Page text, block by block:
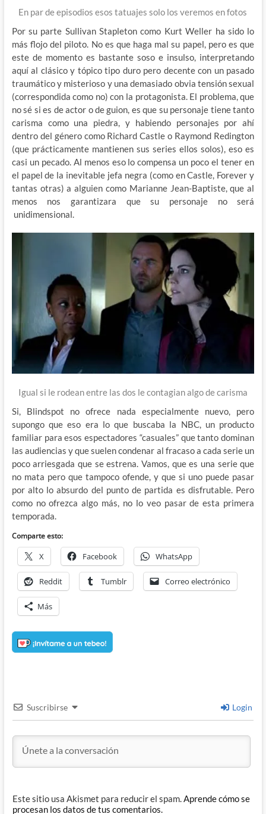
En par de episodios esos tatuajes solo los veremos en fotos
Por su parte Sullivan Stapleton como Kurt Weller ha sido lo
más flojo del piloto. No es que haga mal su papel, pero es que
este de momento es bastante soso e insulso, interpretando
aquí al clásico y tópico tipo duro pero decente con un pasado
traumático y misterioso y una demasiado obvia tensión sexual
(correspondida como no) con la protagonista. El problema, que
no sé si es de actor o de guion, es que su personaje tiene tanto
carisma como una piedra, y habiendo personajes por ahí
dentro del género como Richard Castle o Raymond Redington
(que prácticamente mantienen sus series ellos solos), eso es
casi un pecado. Al menos eso lo compensa un poco el tener en
el papel de la inevitable jefa negra (como en Castle, Forever y
tantas otras) a alguien como Marianne Jean-Baptiste, que al
menos nos garantizara que su personaje no será
unidimensional.
Igual si le rodean entre las dos le contagian algo de carisma
Si, Blindspot no ofrece nada especialmente nuevo, pero
supongo que eso era lo que buscaba la NBC, un producto
familiar para esos espectadores “casuales” que tanto dominan
las audiencias y que suelen condenar al fracaso a cada serie un
poco arriesgada que se estrena. Vamos, que es una serie que
no mata pero que tampoco ofende, y que si uno puede pasar
por alto lo absurdo del punto de partida es disfrutable. Pero
como no ofrezca algo más, no lo veo pasar de esta primera
temporada.
Comparte esto:
X Facebook WhatsApp
Reddit Tumblr Correo electrónico
Más
Suscribirse Login
Este sitio usa Akismet para reducir el spam.Aprende cómo se
procesan los datos de tus comentarios.